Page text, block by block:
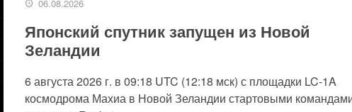
06.08.2026
Японский спутник запущен из Новой
Зеландии
6 августа 2026 г. в 09:18 UTC (12:18 мск) с площадки LC-1A
космодрома Махиа в Новой Зеландии стартовыми